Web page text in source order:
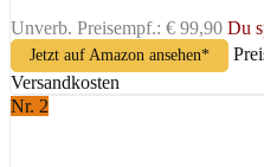
Unverb. Preisempf.: € 99,90 Du
Jetzt auf Amazon ansehen*
Versandkosten
Nr. 2